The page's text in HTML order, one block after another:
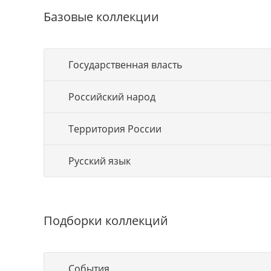
Базовые коллекции
Государственная власть
Российский народ
Территория России
Русский язык
Подборки коллекций